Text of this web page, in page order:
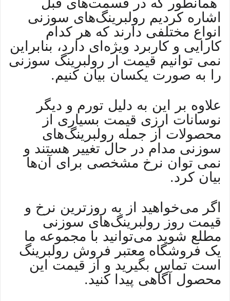
اشاره کردیم رولبرینگ‌های سوزنی
انواع مختلفی دارند که هر کدام
کارایی و کاربرد ویژه‌ای دارد، بنابراین
نمی توانیم قیمت ار رولبرینگ سوزنی
را به صورت یکسان بیان کنیم.
علاوه بر این به دلیل تورم و دیگر
نوسانات ارزی قیمت بسیاری از
محصولات از جمله رولبرینگ‌های
سوزنی مدام در حال تغییر هستند و
نمی توان نرخ مشخصی برای آن‌ها
بیان کرد.
اگر می‌خواهید از به روز‌ترین نرخ و
قیمت روز رولبرینگ‌های سوزنی
مطلع شوید می‌توانید با مجموعه ما
یک فروشگاه معتبر فروش رولبرینگ
است تماس بگیرید و از قیمت این
محصول آگاهی پیدا کنید.